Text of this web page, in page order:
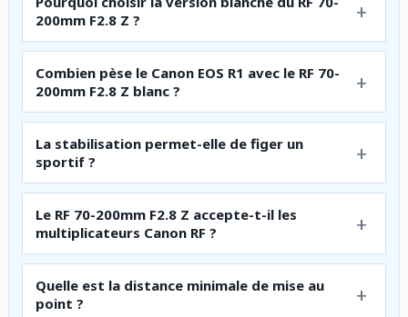
200mm F2.8 Z ?
Combien pèse le Canon EOS R1 avec le RF 70-
200mm F2.8 Z blanc ?
La stabilisation permet-elle de figer un
sportif ?
Le RF 70-200mm F2.8 Z accepte-t-il les
multiplicateurs Canon RF ?
Quelle est la distance minimale de mise au
point ?